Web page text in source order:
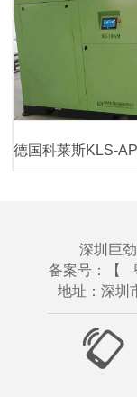
深圳巨
备案号：【
地址：深圳